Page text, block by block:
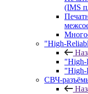
(IMS
"High-
"High-
"High-
СВЧ-